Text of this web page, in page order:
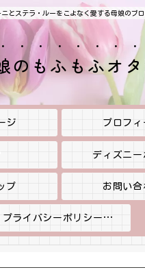
ニとステラ・ルーをこよなく愛する母娘のブ
のもふもふオ
ジ プロフィ
ディズニー
プ お問い合
プライバシーポリシー・免責事項